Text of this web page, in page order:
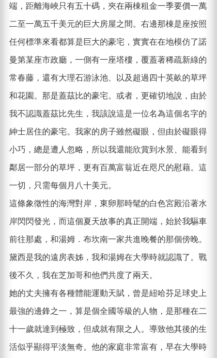
端，距離海峽只有五十碼，夾在兩棟租金一季要價一萬
二至一萬五千美元的巨大房屋之間。右邊那棟是座按照
任何標準來看都算是巨大的豪宅，實實在在地模仿了諾
曼第某座市政廳，一側有一座塔樓，覆蓋著稀疏新綠的
常春藤，還有大理石游泳池、以及超過四十英畝的草坪
和花園。那是蓋茲比的豪宅。或者，更確切地說，由於
我不認識蓋茲比先生，我該說這是一位名為這個名字的
紳士居住的豪宅。我家的房子雖然礙眼，但由於礙眼得
小巧，總是遭人忽略，所以我還能欣賞到水景、能看到
鄰居一部分的草坪，更有百萬富翁近在咫尺的慰藉。這
一切，只需每個月八十美元。
這條象徵性的海灣對岸，東卵那時髦的白色宮殿沿著水
岸閃閃發光，而這個夏天故事的真正開端，始於我驅車
前往那處，和湯姆．布坎南一家共進晚餐的那個傍晚。
黛西是我的遠房表姊，我和湯姆在大學時就認識了。戰
後不久，我在芝加哥和他們共度了兩天。
她的丈夫擁有各種體能運動天賦，曾是紐哈芬足球史上
最強的邊鋒之一，算是個全國等級的人物，是那種在二
十一歲就達到極致，但成就有限之人。導致他其後的生
活似乎顯得平淡無奇。他的家庭非常富有，早在大學時